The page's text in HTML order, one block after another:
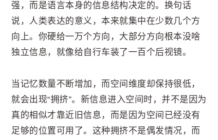
强，而是语言本身的信息结构决定的。换句话
说，人类表达的意义，本来就集中在少数几个方
向上。你硬给一万个方向，大部分方向根本没啥
独立信息，就像给自行车装了一百个后视镜。
当记忆数量不断增加，而空间维度却保持很低，
就会出现“拥挤”。新信息进入空间时，并不是因为
真的相似才靠近旧信息，而是因为空间已经没有
足够的位置可用了。这种拥挤不是偶发情况，而